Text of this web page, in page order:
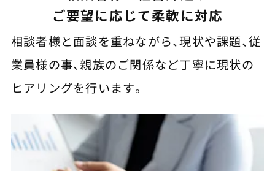
ご要望に応じて柔軟に対応
相談者様と面談を重ねながら、現状や課題、従
業員様の事、親族のご関係など丁寧に現状の
ヒアリングを行います。